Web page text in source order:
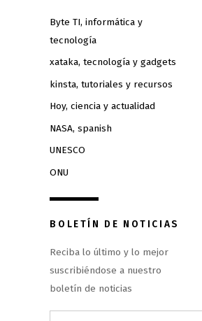
Byte TI, informática y
tecnología
xataka, tecnología y gadgets
kinsta, tutoriales y recursos
Hoy, ciencia y actualidad
NASA, spanish
UNESCO
ONU
BOLETÍN DE NOTICIAS
Reciba lo último y lo mejor
suscribiéndose a nuestro
boletín de noticias